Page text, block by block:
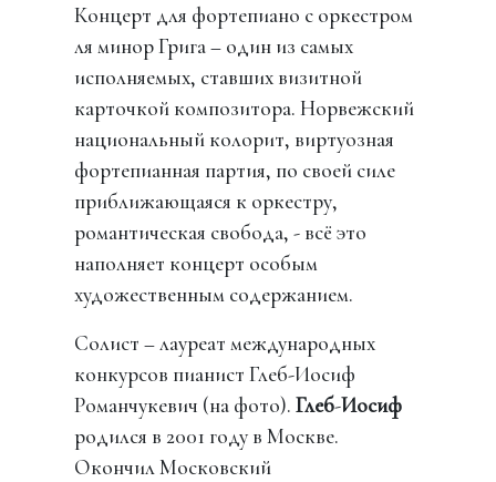
Концерт для фортепиано с оркестром
ля минор Грига – один из самых
исполняемых, ставших визитной
карточкой композитора. Норвежский
национальный колорит, виртуозная
фортепианная партия, по своей силе
приближающаяся к оркестру,
романтическая свобода, - всё это
наполняет концерт особым
художественным содержанием.
Солист – лауреат международных
конкурсов пианист Глеб-Иосиф
Романчукевич (на фото).Глеб-Иосиф
родился в 2001 году в Москве.
Окончил Московский